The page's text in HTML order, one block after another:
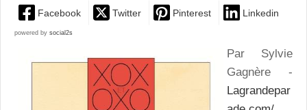
Facebook Twitter Pinterest Linkedin
powered by social2s
Par Sylvie
Gagnère -
Lagrandepar